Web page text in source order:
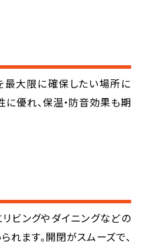
最大限に確保したい場所に
に優れ、保温・防音効果も期
ビングやダイニングなどの
れます。開閉がスムーズで、